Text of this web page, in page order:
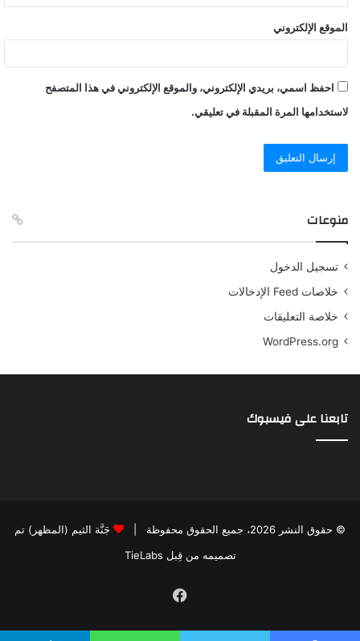
الموقع الإلكتروني
احفظ اسمي، بريدي الإلكتروني، والموقع الإلكتروني في هذا المتصفح
لاستخدامها المرة المقبلة في تعليقي.
منوعات
تسجيل الدخول
خلاصات Feed الإدخالات
خلاصة التعليقات
WordPress.org
تابعنا على فيسبوك
© حقوق النشر 2026، جميع الحقوق محفوظة |
جَنَّة الثيم (المظهر) تم
تصميمه من قِبل TieLabs
فيسبوك